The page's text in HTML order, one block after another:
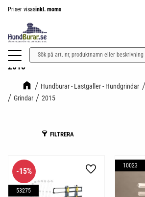
Priser visasinkl. moms
2015
Hundburar - Lastgaller - Hundgrindar
Grindar
2015
FILTRERA
15%
53275
Lägg till i favoriter
10023